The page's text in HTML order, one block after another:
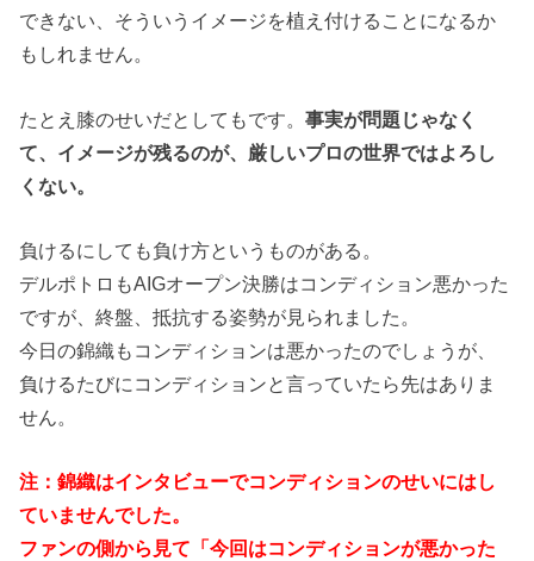
できない、そういうイメージを植え付けることになるか
もしれません。
たとえ膝のせいだとしてもです。事実が問題じゃなく
て、イメージが残るのが、厳しいプロの世界ではよろし
くない。
負けるにしても負け方というものがある。
デルポトロもAIGオープン決勝はコンディション悪かった
ですが、終盤、抵抗する姿勢が見られました。
今日の錦織もコンディションは悪かったのでしょうが、
負けるたびにコンディションと言っていたら先はありま
せん。
注：錦織はインタビューでコンディションのせいにはし
ていませんでした。
ファンの側から見て「今回はコンディションが悪かった